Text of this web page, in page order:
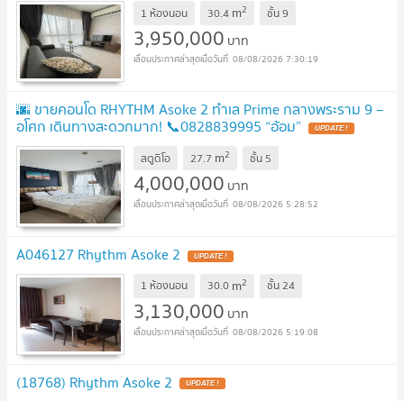
1 ห้องนอน 30.4 m2 ชั้น9
3,950,000 บาท
08/08/2026 7:30:19
🌆 ขายคอนโด RHYTHM Asoke 2 ทำเล Prime กลางพระราม 9 –
อโศก เดินทางสะดวกมาก! 📞0828839995 “อ้อม” UPDATE !
สตูดิโอ 27.7 m2 ชั้น 5
4,000,000 บาท
08/08/2026 5:28:52
A046127 Rhythm Asoke 2 UPDATE !
1 ห้องนอน 30.0 m2 ชั้น24
3,130,000 บาท
08/08/2026 5:19:08
(18768) Rhythm Asoke 2 UPDATE !